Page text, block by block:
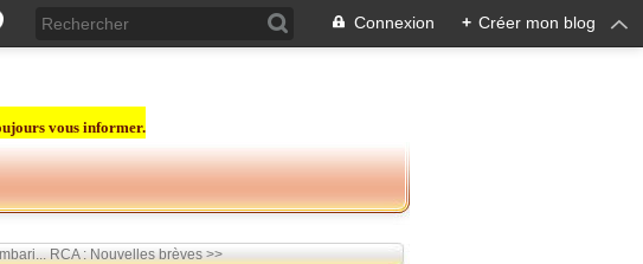
Connexion + Créer mon blog
vous informer.
RCA : Nouvelles brèves >>